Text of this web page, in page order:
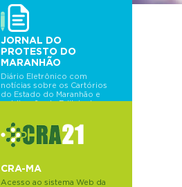
JORNAL DO
PROTESTO DO
MARANHÃO
Diário Eletrônico com
notícias sobre os Cartórios
do Estado do Maranhão e
publicação de Editais de
CRA-MA
Acesso ao sistema Web da